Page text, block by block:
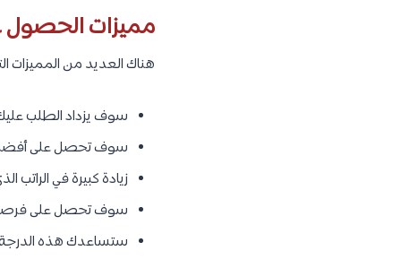
مميزات الحصول
هناك العديد من المميزات
سوف يزداد الطلب
سوف تحصل على
زيادة كبيرة في
سوف تحصل على فرصة
ستساعدك هذه